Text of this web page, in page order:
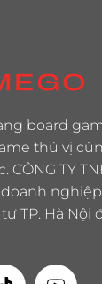
board
thú vị
CÔNG TY
doanh
TP. Hà Nội